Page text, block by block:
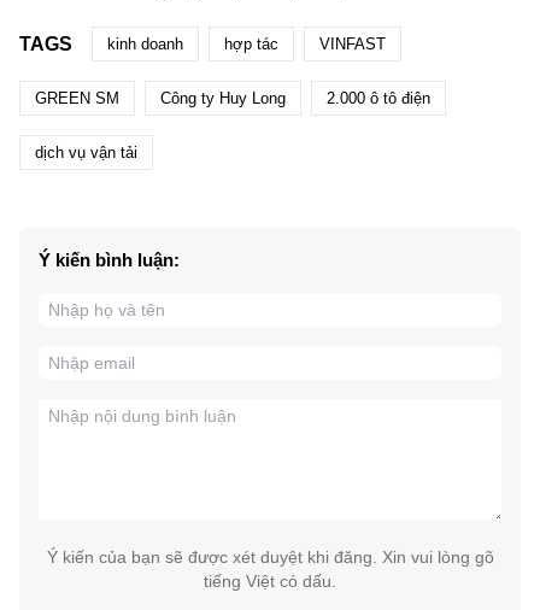
TAGS kinh doanh hợp tác VINFAST
GREEN SM Công ty Huy Long 2.000 ô tô điện
dịch vụ vận tải
Ý kiến bình luận:
Ý kiến của bạn sẽ được xét duyệt khi đăng. Xin vui lòng gõ
tiếng Việt có dấu.